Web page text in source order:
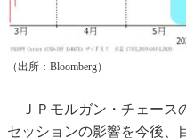
（出所：Bloomberg）
ＪＰモルガン・チェース
セッションの影響を今後、